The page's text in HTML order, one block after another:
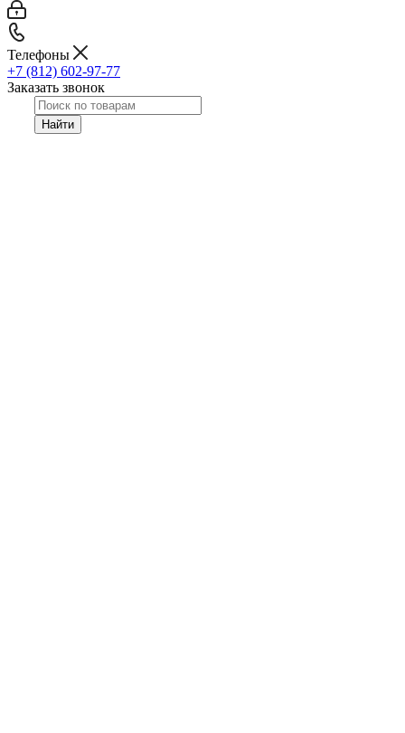
Телефоны
+7 (812) 602-97-77
Заказать звонок
Найти